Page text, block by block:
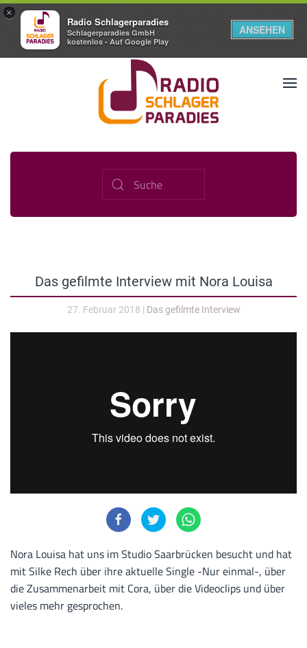
×
Radio Schlagerparadies
Schlagerparadies GmbH
kostenlos - Auf Google Play
ANSEHEN
Das gefilmte Interview mit Nora Louisa
27. Februar 2018 | Das gefilmte Interview
Nora Louisa hat uns im Studio Saarbrücken besucht und hat
mit Silke Rech über ihre aktuelle Single -Nur einmal-, über
die Zusammenarbeit mit Cora, über die Videoclips und über
vieles mehr gesprochen.